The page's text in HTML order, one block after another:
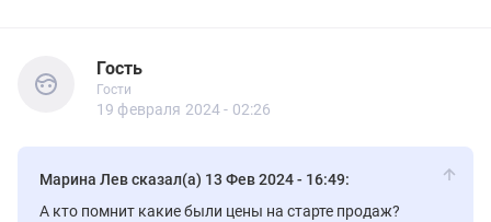
Гость
Гость
Гости
Гости
19 февраля 2024 - 02:26
Марина Лев сказал(а) 13 Фев 2024 - 16:49:
А кто помнит какие были цены на старте продаж?